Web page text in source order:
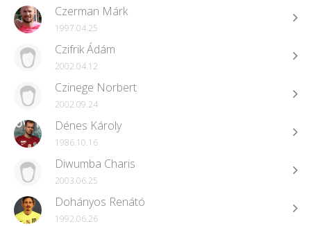
Czerman Márk
1997.04.25
Czifrik Ádám
2002.04.12
Czinege Norbert
2002.09.24
Dénes Károly
1986.10.16
Diwumba Charis
2003.06.25
Dohányos Renátó
1992.06.26